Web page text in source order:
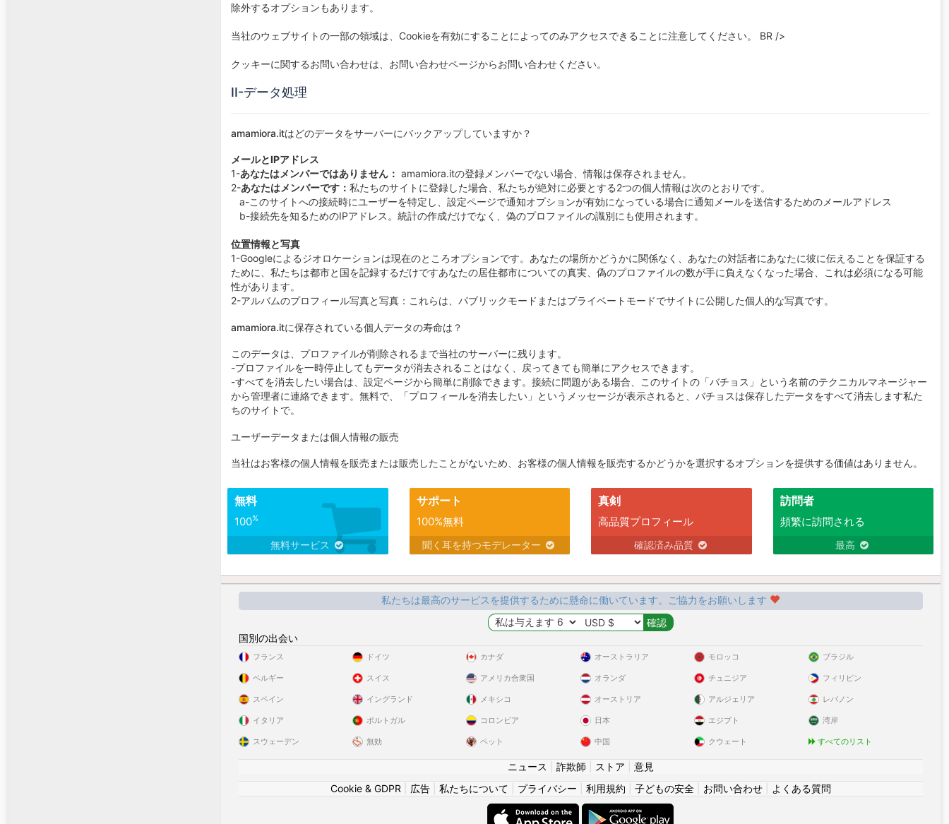
除外するオプションもあります。
当社のウェブサイトの一部の領域は、Cookieを有効にすることによってのみアクセスできることに注意してください。 BR />
クッキーに関するお問い合わせは、お問い合わせページからお問い合わせください。
II-データ処理
amamiora.itはどのデータをサーバーにバックアップしていますか？
メールとIPアドレス
1-あなたはメンバーではありません： amamiora.itの登録メンバーでない場合、情報は保存されません。
2-あなたはメンバーです： 私たちのサイトに登録した場合、私たちが絶対に必要とする2つの個人情報は次のとおりです。
a-このサイトへの接続時にユーザーを特定し、設定ページで通知オプションが有効になっている場合に通知メールを送信するためのメールアドレス
b-接続先を知るためのIPアドレス。統計の作成だけでなく、偽のプロファイルの識別にも使用されます。
位置情報と写真
1-Googleによるジオロケーションは現在のところオプションです。あなたの場所かどうかに関係なく、あなたの対話者にあなたに彼に伝えることを保証する
ために、私たちは都市と国を記録するだけですあなたの居住都市についての真実、偽のプロファイルの数が手に負えなくなった場合、これは必須になる可能
性があります。
2-アルバムのプロフィール写真と写真：これらは、パブリックモードまたはプライベートモードでサイトに公開した個人的な写真です。
amamiora.itに保存されている個人データの寿命は？
このデータは、プロファイルが削除されるまで当社のサーバーに残ります。
-プロファイルを一時停止してもデータが消去されることはなく、戻ってきても簡単にアクセスできます。
-すべてを消去したい場合は、設定ページから簡単に削除できます。接続に問題がある場合、このサイトの「バチョス」という名前のテクニカルマネージャー
から管理者に連絡できます。無料で、「プロフィールを消去したい」というメッセージが表示されると、バチョスは保存したデータをすべて消去します私た
ちのサイトで。
ユーザーデータまたは個人情報の販売
当社はお客様の個人情報を販売または販売したことがないため、お客様の個人情報を販売するかどうかを選択するオプションを提供する価値はありません。
無料
100%
無料サービス
サポート
100%無料
聞く耳を持つモデレーター
真剣
高品質プロフィール
確認済み品質
訪問者
頻繁に訪問される
最高
私たちは最高のサービスを提供するために懸命に働いています。ご協力をお願いします
国別の出会い
フランス
ベルギー
スペイン
イタリア
スウェーデン
ドイツ
スイス
イングランド
ポルトガル
無効
カナダ
アメリカ合衆国
メキシコ
コロンビア
ペット
オーストラリア
オランダ
オーストリア
日本
中国
モロッコ
チュニジア
アルジェリア
エジプト
クウェート
ブラジル
フィリピン
レバノン
湾岸
すべてのリスト
ニュース 詐欺師 ストア
意見
Cookie & GDPR
広告| 私たちについて プライバシー 利用規約 子どもの安全| お問い合わせ| よくある質問